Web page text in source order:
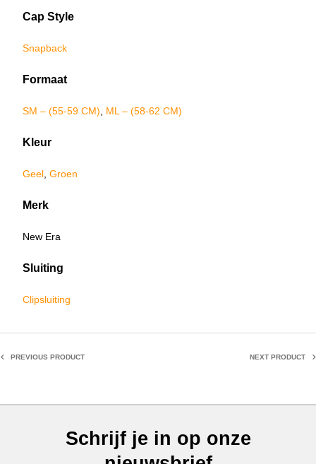
Cap Style
Snapback
Formaat
SM – (55-59 CM) ML – (58-62 CM)
Kleur
Geel Groen
Merk
New Era
Sluiting
Clipsluiting
PREVIOUS PRODUCT NEXT PRODUCT
Schrijf je in op onze